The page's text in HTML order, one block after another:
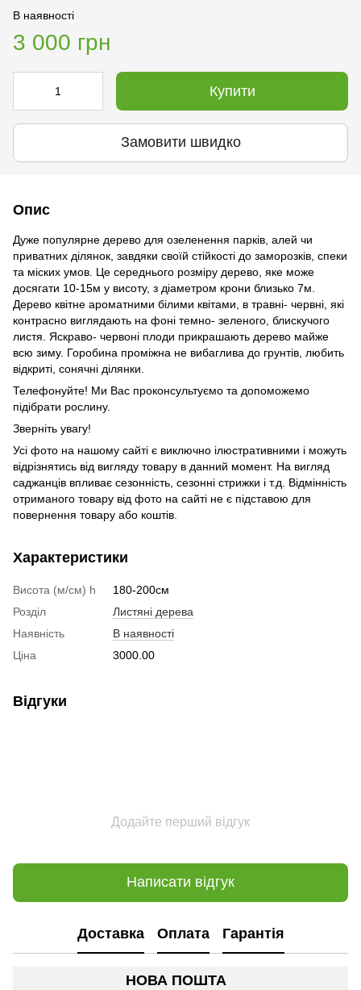
В наявності
3 000 грн
Купити
Замовити швидко
Опис
Дуже популярне дерево для озеленення парків, алей чи
приватних ділянок, завдяки своїй стійкості до заморозків, спеки
та міских умов. Це середнього розміру дерево, яке може
досягати 10-15м у висоту, з діаметром крони близько 7м.
Дерево квітне ароматними білими квітами, в травні- червні, які
контрасно виглядають на фоні темно- зеленого, блискучого
листя. Яскраво- червоні плоди прикрашають дерево майже
всю зиму. Горобина проміжна не вибаглива до грунтів, любить
відкриті, сонячні ділянки.
Телефонуйте! Ми Вас проконсультуємо та допоможемо
підібрати рослину.
Зверніть увагу!
Усі фото на нашому сайті є виключно ілюстративними і можуть
відрізнятись від вигляду товару в данний момент. На вигляд
саджанців впливає сезонність, сезонні стрижки і т.д. Відмінність
отриманого товару від фото на сайті не є підставою для
повернення товару або коштів.
Характеристики
Висота (м/см) h
180-200см
Розділ
Листяні дерева
Наявність
В наявності
Ціна
3000.00
Відгуки
Додайте перший відгук
Написати відгук
Доставка Оплата Гарантія
НОВА ПОШТА